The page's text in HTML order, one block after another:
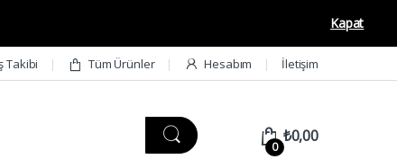
Kapat
Takibi Tüm Ürünler Hesabım İletişim
0
₺0,00